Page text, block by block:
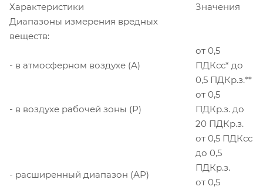
Характеристики
Значения
Диапазоны измерения вредных
веществ:
- в атмосферном воздухе (А)
от 0,5
ПДКсс* до
0,5 ПДКр.з.**
- в воздухе рабочей зоны (Р)
от 0,5
ПДКр.з. до
20 ПДКр.з.
- расширенный диапазон (АР)
от 0,5 ПДКсс
до 0,5
ПДКр.з.
от 0,5